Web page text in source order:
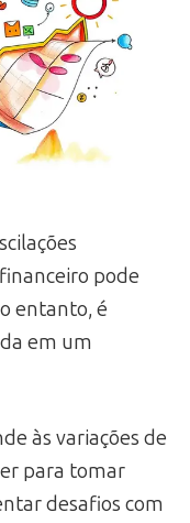
pode
entanto, é
em um
às variações de
para tomar
desafios com